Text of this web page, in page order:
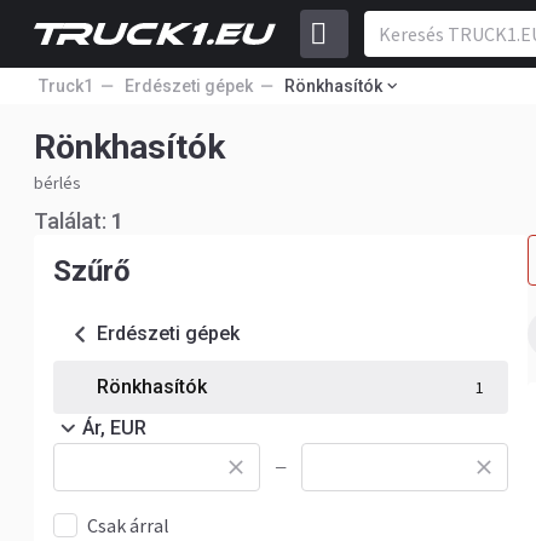
Truck1 Erdészeti gépek Rönkhasítók
Rönkhasítók
bérlés
Találat: 1
Szűrő
Erdészeti gépek
Rönkhasítók 1
Ár, EUR
—
Csak árral